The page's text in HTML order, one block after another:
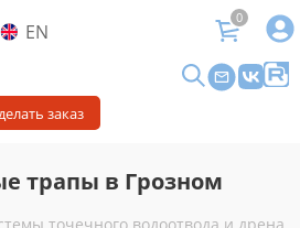
EN
0
заказ
трапы в Грозном